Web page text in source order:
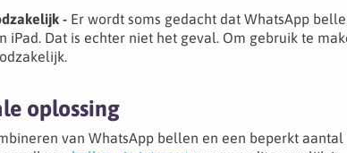
- Er wordt soms gedacht dat WhatsApp
Dat is echter niet het geval. Om gebruik te
oplossing
van WhatsApp bellen en een beperkt